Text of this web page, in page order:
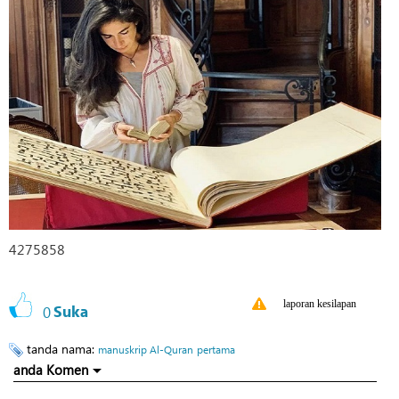
4275858
0Suka laporan kesilapan
tanda nama: manuskrip Al-Quran pertama
anda Komen